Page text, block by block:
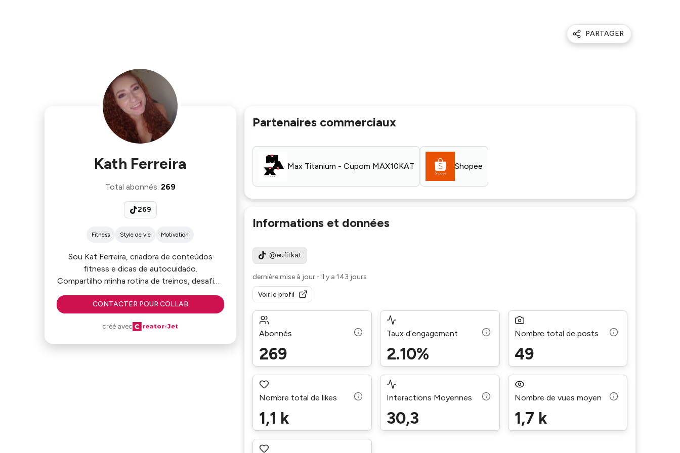
PARTAGER
Kath Ferreira
Total abonnés: 269
269
Fitness Style de vie Motivation
Sou Kat Ferreira, criadora de conteúdos
fitness e dicas de autocuidado.
Compartilho minha rotina de treinos, desafios
e cuidados e minha constante evolução, sem
mascarar os contratempos e dificuldades que
aproximação mais translúcida e realista com
os perfis de todos que me acompanham.
CONTACTER POUR COLLAB
créé avec
Partenaires commerciaux
Max Titanium - Cupom MAX10KAT Shopee
Informations et données
@eufitkat
dernière mise à jour- il y a 143 jours
Voir le profil
Abonnés
269
Taux d’engagement
2.10%
Nombre total de posts
49
Nombre total de likes
1,1 k
Interactions Moyennes
30,3
Nombre de vues moyen
1,7 k